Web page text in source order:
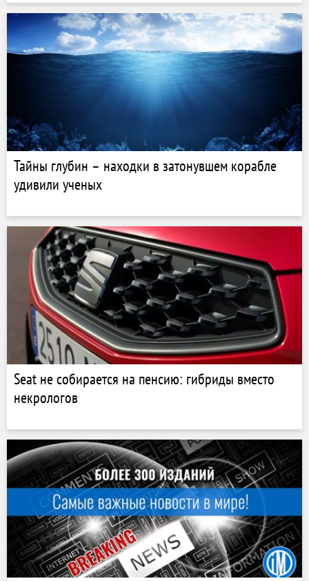
Тайны глубин – находки в затонувшем корабле
удивили ученых
Seat не собирается на пенсию: гибриды вместо
некрологов